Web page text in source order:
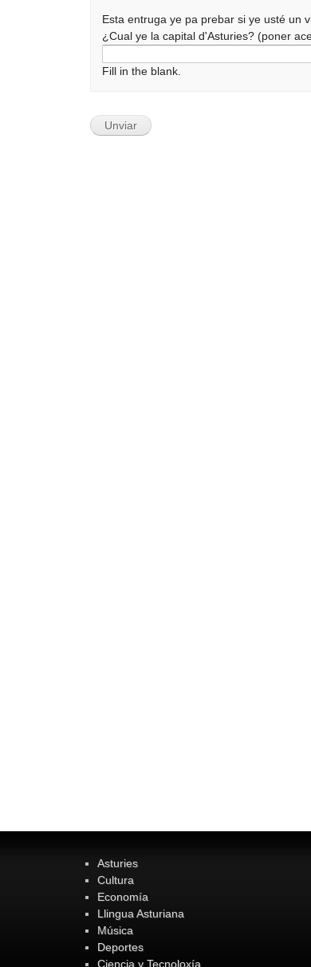
Esta entruga ye pa prebar si ye usté un
¿Cual ye la capital d'Asturies? (poner
Fill in the blank.
Asturies
Cultura
Economía
Llingua Asturiana
Música
Deportes
Ciencia y Tecnoloxía